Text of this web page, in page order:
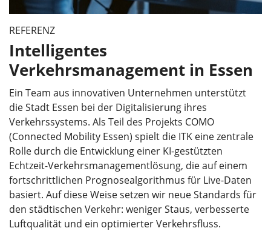
REFERENZ
Intelligentes
Verkehrsmanagement in Essen
Ein Team aus innovativen Unternehmen unterstützt
die Stadt Essen bei der Digitalisierung ihres
Verkehrssystems. Als Teil des Projekts COMO
(Connected Mobility Essen) spielt die ITK eine zentrale
Rolle durch die Entwicklung einer KI-gestützten
Echtzeit-Verkehrsmanagementlösung, die auf einem
fortschrittlichen Prognosealgorithmus für Live-Daten
basiert. Auf diese Weise setzen wir neue Standards für
den städtischen Verkehr: weniger Staus, verbesserte
Luftqualität und ein optimierter Verkehrsfluss.